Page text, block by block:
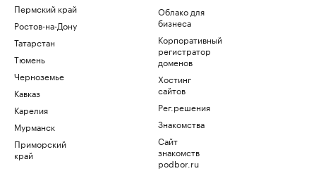
Пермский край
Ростов-на-Дону
Татарстан
Тюмень
Черноземье
Кавказ
Карелия
Мурманск
Приморский
край
Облако для
бизнеса
Корпоративный
регистратор
доменов
Хостинг
сайтов
Рег.решения
Знакомства
Сайт
знакомств
podbor.ru